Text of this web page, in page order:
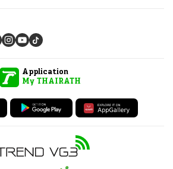
Application
My THAIRATH